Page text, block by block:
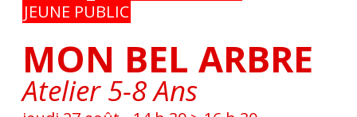
JEUNE PUBLIC
MON BEL ARBRE
Atelier 5-8 Ans